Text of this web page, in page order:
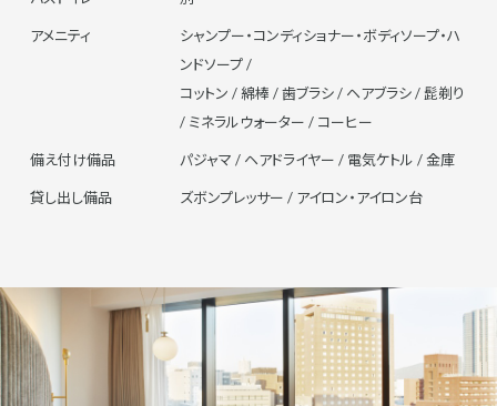
アメニティ
シャンプー・コンディショナー・ボディソープ・ハ
ンドソープ /
コットン / 綿棒 / 歯ブラシ / ヘアブラシ / 髭剃り
/ ミネラルウォーター / コーヒー
備え付け備品 パジャマ / ヘアドライヤー / 電気ケトル / 金庫
貸し出し備品 ズボンプレッサー / アイロン・アイロン台